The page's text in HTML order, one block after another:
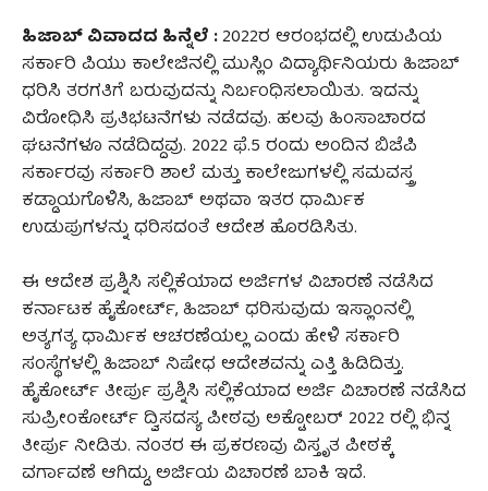
ಹಿಜಾಬ್ ವಿವಾದದ ಹಿನ್ನೆಲೆ :2022ರ ಆರಂಭದಲ್ಲಿ ಉಡುಪಿಯ
ಸರ್ಕಾರಿ ಪಿಯು ಕಾಲೇಜಿನಲ್ಲಿ ಮುಸ್ಲಿಂ ವಿದ್ಯಾರ್ಥಿನಿಯರು ಹಿಜಾಬ್
ಧರಿಸಿ ತರಗತಿಗೆ ಬರುವುದನ್ನು ನಿರ್ಬಂಧಿಸಲಾಯಿತು. ಇದನ್ನು
ವಿರೋಧಿಸಿ ಪ್ರತಿಭಟನೆಗಳು ನಡೆದವು. ಹಲವು ಹಿಂಸಾಚಾರದ
ಘಟನೆಗಳೂ ನಡೆದಿದ್ದವು. 2022 ಫೆ.5 ರಂದು ಅಂದಿನ ಬಿಜೆಪಿ
ಸರ್ಕಾರವು ಸರ್ಕಾರಿ ಶಾಲೆ ಮತ್ತು ಕಾಲೇಜುಗಳಲ್ಲಿ ಸಮವಸ್ತ್ರ
ಕಡ್ಡಾಯಗೊಳಿಸಿ, ಹಿಜಾಬ್ ಅಥವಾ ಇತರ ಧಾರ್ಮಿಕ
ಉಡುಪುಗಳನ್ನು ಧರಿಸದಂತೆ ಆದೇಶ ಹೊರಡಿಸಿತು.
ಈ ಆದೇಶ ಪ್ರಶ್ನಿಸಿ ಸಲ್ಲಿಕೆಯಾದ ಅರ್ಜಿಗಳ ವಿಚಾರಣೆ ನಡೆಸಿದ
ಕರ್ನಾಟಕ ಹೈಕೋರ್ಟ್, ಹಿಜಾಬ್ ಧರಿಸುವುದು ಇಸ್ಲಾಂನಲ್ಲಿ
ಅತ್ಯಗತ್ಯ ಧಾರ್ಮಿಕ ಆಚರಣೆಯಲ್ಲ ಎಂದು ಹೇಳಿ ಸರ್ಕಾರಿ
ಸಂಸ್ಥೆಗಳಲ್ಲಿ ಹಿಜಾಬ್ ನಿಷೇಧ ಆದೇಶವನ್ನು ಎತ್ತಿ ಹಿಡಿದಿತ್ತು.
ಹೈಕೋರ್ಟ್ ತೀರ್ಪು ಪ್ರಶ್ನಿಸಿ ಸಲ್ಲಿಕೆಯಾದ ಅರ್ಜಿ ವಿಚಾರಣೆ ನಡೆಸಿದ
ಸುಪ್ರೀಂಕೋರ್ಟ್ ದ್ವಿಸದಸ್ಯ ಪೀಠವು ಅಕ್ಟೋಬರ್ 2022 ರಲ್ಲಿ ಭಿನ್ನ
ತೀರ್ಪು ನೀಡಿತು. ನಂತರ ಈ ಪ್ರಕರಣವು ವಿಸ್ತೃತ ಪೀಠಕ್ಕೆ
ವರ್ಗಾವಣೆ ಆಗಿದ್ದು, ಅರ್ಜಿಯ ವಿಚಾರಣೆ ಬಾಕಿ ಇದೆ.